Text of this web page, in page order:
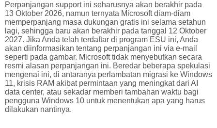
Perpanjangan support ini seharusnya akan berakhir pada
13 Oktober 2026, namun ternyata Microsoft diam-diam
memperpanjang masa dukungan gratis ini selama setahun
lagi, sehingga baru akan berakhir pada tanggal 12 Oktober
2027. Jika Anda telah terdaftar di program ESU ini, Anda
akan diinformasikan tentang perpanjangan ini via e-mail
seperti pada gambar. Microsoft tidak menyebutkan secara
resmi alasan perpanjangan ini. Beredar beberapa spekulasi
mengenai ini, di antaranya perlambatan migrasi ke Windows
11, krisis RAM akibat permintaan yang meningkat dari AI
data center, atau sekadar memberi tambahan waktu bagi
pengguna Windows 10 untuk menentukan apa yang harus
dilakukan nantinya.